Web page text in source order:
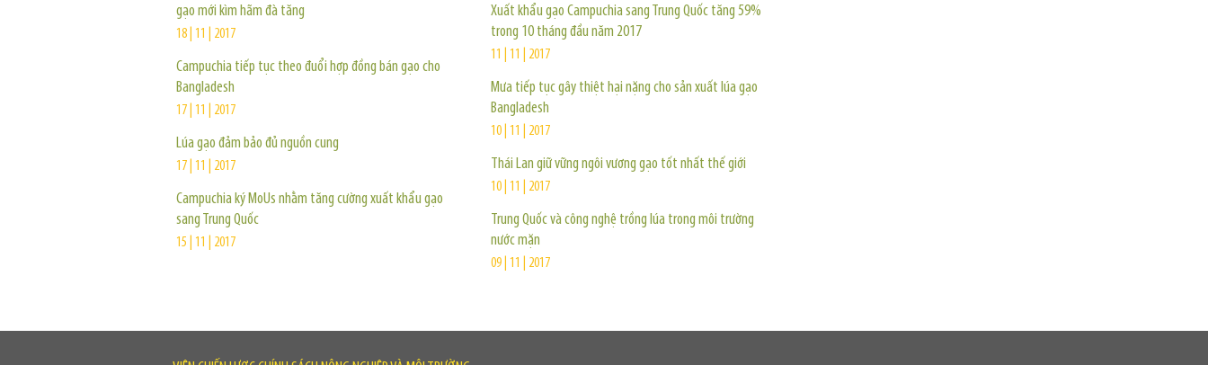
gạo mới kìm hãm đà tăng
18 | 11 | 2017
Campuchia tiếp tục theo đuổi hợp đồng bán gạo cho
Bangladesh
17 | 11 | 2017
Lúa gạo đảm bảo đủ nguồn cung
17 | 11 | 2017
Campuchia ký MoUs nhằm tăng cường xuất khẩu gạo
sang Trung Quốc
15 | 11 | 2017
Xuất khẩu gạo Campuchia sang Trung Quốc tăng 59%
trong 10 tháng đầu năm 2017
11 | 11 | 2017
Mưa tiếp tục gây thiệt hại nặng cho sản xuất lúa gạo
Bangladesh
10 | 11 | 2017
Thái Lan giữ vững ngôi vương gạo tốt nhất thế giới
10 | 11 | 2017
Trung Quốc và công nghệ trồng lúa trong môi trường
nước mặn
09 | 11 | 2017